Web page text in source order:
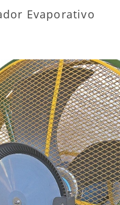
Evaporativo